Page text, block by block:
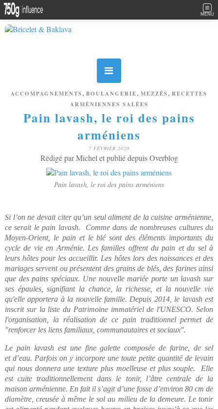
MENU
ACCOMPAGNEMENTS, BOULANGERIE, MEZZÉS, RECETTES
ARMÉNIENNES SALÉES
Pain lavash, le roi des pains
arméniens
7 FÉVRIER 2020
Rédigé par Michel et publié depuis Overblog
Pain lavash, le roi des pains arméniens
Si l’on ne devait citer qu’un seul aliment de la cuisine arménienne,
ce serait le pain lavash. Comme dans de nombreuses cultures du
Moyen-Orient, le pain et le blé sont des éléments importants du
cycle de vie en Arménie. Les familles offrent du pain et du sel à
leurs hôtes pour les accueillir. Les hôtes lors des naissances et des
mariages servent ou présentent des grains de blés, des farines ainsi
que des pains spéciaux. Une nouvelle mariée porte un lavash sur
ses épaules, signifiant la chance, la richesse, et la nouvelle vie
qu'elle apportera à la nouvelle famille. Depuis 2014, le lavash est
inscrit sur la liste du Patrimoine immatériel de l'UNESCO. Selon
l'organisation, la réalisation de ce pain traditionnel permet de
"renforcer les liens familiaux, communautaires et sociaux".
Le pain lavash est une fine galette composée de farine, de sel
et d’eau. Parfois on y incorpore une toute petite quantité de levain
qui nous donnera une texture plus moelleuse et plus souple. Elle
est cuite traditionnellement dans le tonir, l’âtre centrale de la
maison arménienne. En fait il s’agit d’une fosse d’environ 80 cm de
diamètre, creusée à même le sol au milieu de la demeure. Le tonir